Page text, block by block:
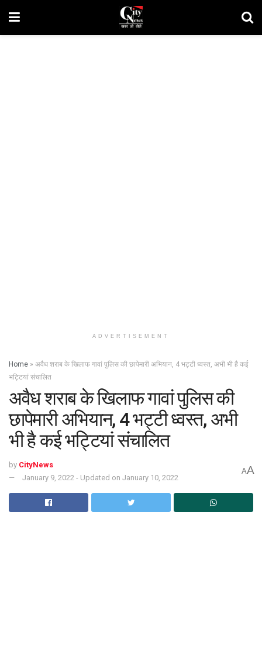
ADVERTISEMENT
Home » अवैध शराब के खिलाफ गावां पुलिस की छापेमारी अभियान, 4 भट्टी ध्वस्त, अभी भी है कई
भट्टियां संचालित
अवैध शराब के खिलाफ गावां पुलिस की
छापेमारी अभियान, 4 भट्टी ध्वस्त, अभी
भी है कई भट्टियां संचालित
by CityNews
January 9, 2022 - Updated on January 10, 2022
AA